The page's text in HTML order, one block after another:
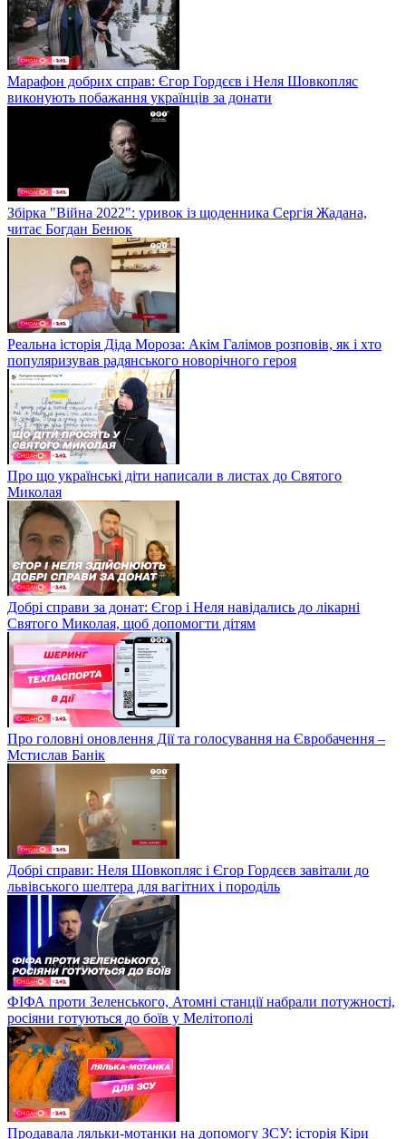
Марафон добрих справ: Єгор Гордєєв і Неля Шовкопляс
виконують побажання українців за донати
Збірка "Війна 2022": уривок із щоденника Сергія Жадана,
читає Богдан Бенюк
Реальна історія Діда Мороза: Акім Галімов розповів, як і хто
популяризував радянського новорічного героя
Про що українські діти написали в листах до Святого
Миколая
Добрі справи за донат: Єгор і Неля навідались до лікарні
Святого Миколая, щоб допомогти дітям
Про головні оновлення Дії та голосування на Євробачення –
Мстислав Банік
Добрі справи: Неля Шовкопляс і Єгор Гордєєв завітали до
львівського шелтера для вагітних і породіль
ФІФА проти Зеленського, Атомні станції набрали потужності,
росіяни готуються до боїв у Мелітополі
Продавала ляльки-мотанки на допомогу ЗСУ: історія Кіри